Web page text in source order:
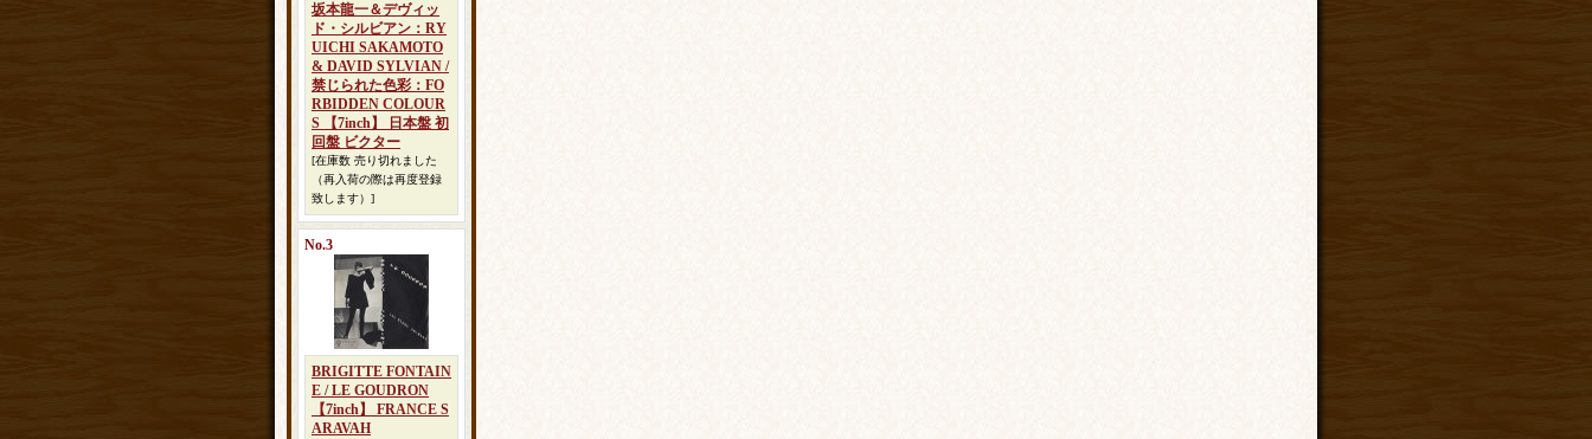
坂本龍一＆デヴィッ
ド・シルビアン：RY
UICHI SAKAMOTO
& DAVID SYLVIAN /
禁じられた色彩：FO
RBIDDEN COLOUR
S 【7inch】 日本盤 初
回盤 ビクター
[在庫数 売り切れました
（再入荷の際は再度登録
致します）]
No.3
BRIGITTE FONTAIN
E / LE GOUDRON
【7inch】 FRANCE S
ARAVAH